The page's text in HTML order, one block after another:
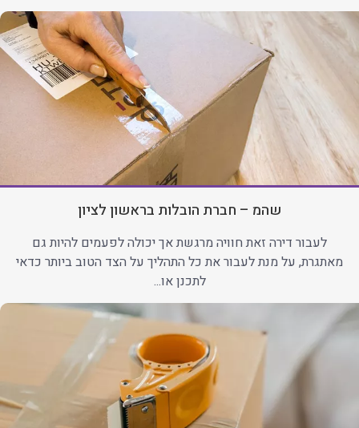
שהמ – חברת הובלות בראשון לציון
לעבור דירה זאת חוויה מרגשת אך יכולה לפעמים להיות גם
מאתגרת, על מנת לעבור את כל התהליך על הצד הטוב ביותר כדאי
לתכנן או...